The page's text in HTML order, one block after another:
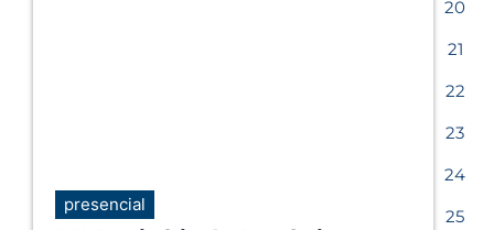
presencial
20
21
22
23
24
25